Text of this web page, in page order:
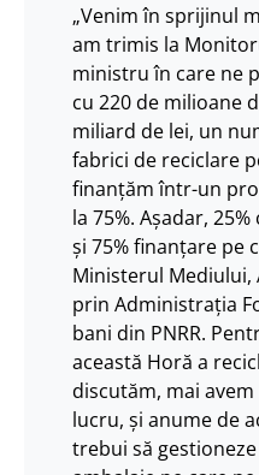
„Venim în sprijinul
am trimis la
ministru în care ne
cu 220 de milioane
miliard de lei, un
fabrici de reciclare
finanţăm într-un
la 75%. Aşadar,
şi 75% finanţare pe
Ministerul Mediului,
prin Administraţia
bani din PNRR.
această Horă a
discutăm, mai
lucru, şi anume de
trebui să